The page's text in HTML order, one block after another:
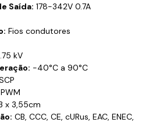
Saída: 178-342V 0.7A
Fios condutores
kV
-40°C a 90°C
x 3,55cm
CB, CCC, CE, cURus, EAC, ENEC,